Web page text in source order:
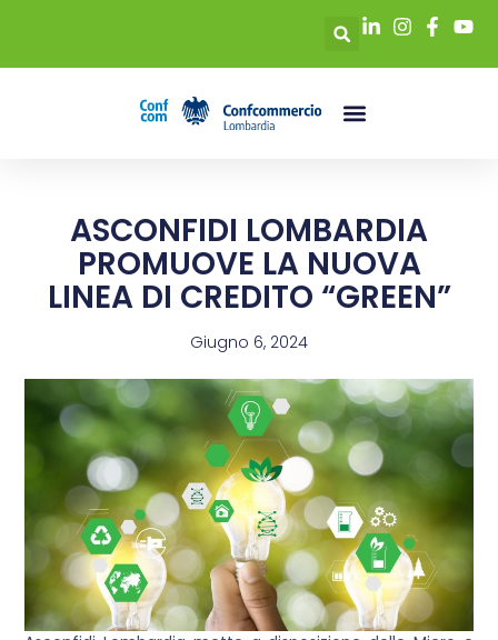
ASCONFIDI LOMBARDIA
PROMUOVE LA NUOVA
LINEA DI CREDITO “GREEN”
Giugno 6, 2024